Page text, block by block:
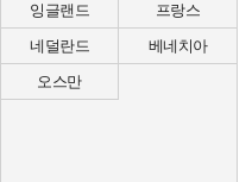
잉글랜드
프랑스
네덜란드
베네치아
오스만